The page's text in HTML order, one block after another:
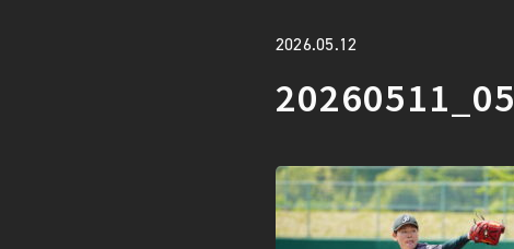
2026.05.12
20260511_05